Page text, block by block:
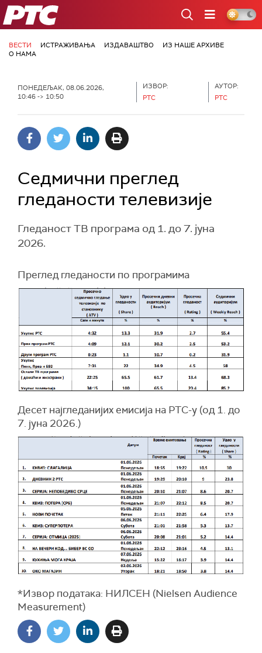
РТС
ВЕСТИ ИСТРАЖИВАЊА ИЗДАВАШТВО
ИЗ НАШЕ АРХИВЕ
О НАМА
ПОНЕДЕЉАК, 08.06.2026,
10:46 -> 10:50
ИЗВОР:
РТС
АУТОР:
РТС
Седмични преглед
гледаности телевизије
Гледаност ТВ програма од 1. до 7. јуна
2026.
Преглед гледаности по програмима
Десет најгледанијих емисија на РТС-у (од 1. до
7. јуна 2026.)
*Извор података: НИЛСЕН (Nielsen Audience
Measurement)